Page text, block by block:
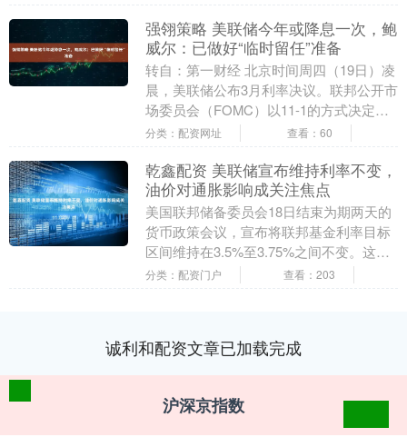
强翎策略 美联储今年或降息一次，鲍
威尔：已做好“临时留任”准备
转自：第一财经 北京时间周四（19日）凌
晨，美联储公布3月利率决议。联邦公开市
场委员会（FOMC）以11-1的方式决定维
持利率区间在3.50%-3.75%不变，....
分类：配资网址 查看：60
乾鑫配资 美联储宣布维持利率不变，
油价对通胀影响成关注焦点
美国联邦储备委员会18日结束为期两天的
货币政策会议，宣布将联邦基金利率目标
区间维持在3.5%至3.75%之间不变。这是
今年以来美联储连续第二次维持利率不
分类：配资门户 查看：203
诚利和配资文章已加载完成
沪深京指数